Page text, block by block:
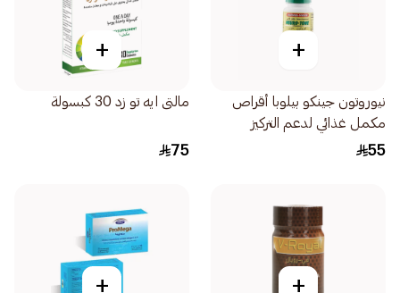
+
نيوروتون جينكو بيلوبا أقراص
مكمل غذائي لدعم التركيز
والذاكرة 30اقراص
55
+
مالتى ايه تو زد 30 كبسولة
75
+
+